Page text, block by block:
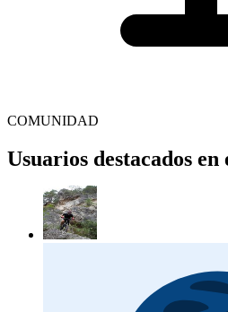
COMUNIDAD
Usuarios destacados en